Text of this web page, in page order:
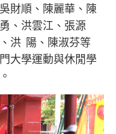
財順、陳麗華、陳
、洪雲江、張源
洪 陽、陳淑芬等
大學運動與休閒學